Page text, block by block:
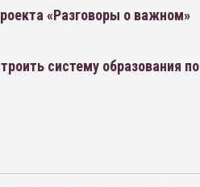
«Разговоры о важном»
систему образования по